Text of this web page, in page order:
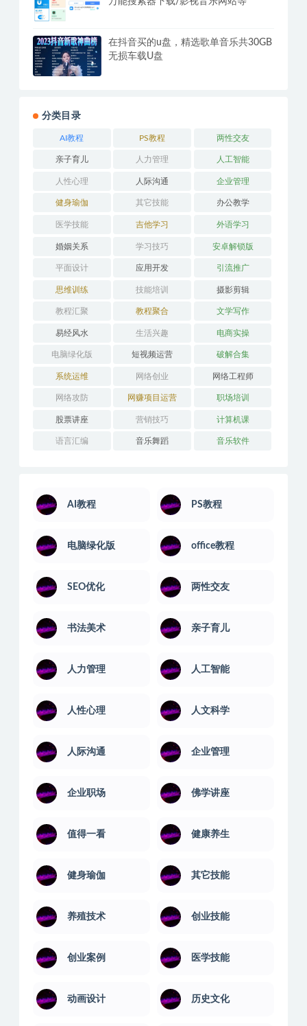
在抖音买的u盘，精选歌单音乐共30GB
无损车载U盘
分类目录
AI教程 PS教程 两性交友
亲子育儿 人力管理 人工智能
人性心理 人际沟通 企业管理
健身瑜伽 其它技能 办公教学
医学技能 吉他学习 外语学习
婚姻关系 学习技巧 安卓解锁版
平面设计 应用开发 引流推广
思维训练 技能培训 摄影剪辑
教程汇聚 教程聚合 文学写作
易经风水 生活兴趣 电商实操
电脑绿化版 短视频运营 破解合集
系统运维 网络创业 网络工程师
网络攻防 网赚项目运营 职场培训
股票讲座 营销技巧 计算机课
语言汇编 音乐舞蹈 音乐软件
AI教程 PS教程
电脑绿化版 office教程
SEO优化 两性交友
书法美术 亲子育儿
人力管理 人工智能
人性心理 人文科学
人际沟通 企业管理
企业职场 佛学讲座
值得一看 健康养生
健身瑜伽 其它技能
养殖技术 创业技能
创业案例 医学技能
动画设计 历史文化